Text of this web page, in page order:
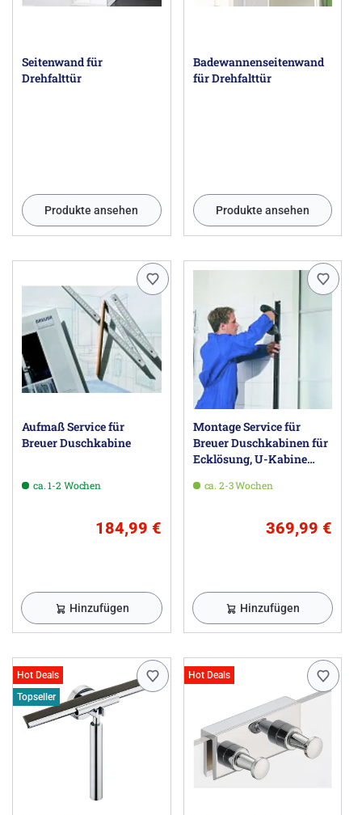
Seitenwand für
Drehfalttür
Produkte ansehen
Badewannenseitenwand
für Drehfalttür
Produkte ansehen
Aufmaß Service für
Breuer Duschkabine
ca. 1-2 Wochen
184,99 €
Hinzufügen
Montage Service für
Breuer Duschkabinen für
Ecklösung, U-Kabine
ca. 2-3 Wochen
369,99 €
Hinzufügen
Hot Deals
Topseller
Hot Deals